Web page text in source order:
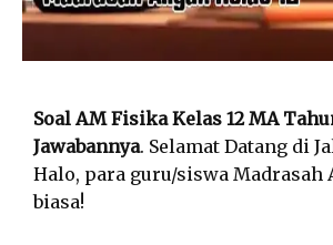
Soal AM Fisika Kelas 12 MA
Jawabannya. Selamat Datang di
Halo, para guru/siswa Madrasah
biasa!